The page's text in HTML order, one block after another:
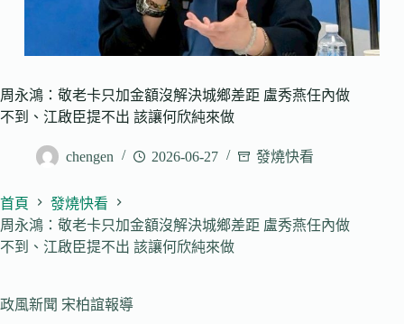
周永鴻：敬老卡只加金額沒解決城鄉差距 盧秀燕任內做
不到、江啟臣提不出 該讓何欣純來做
chengen 2026-06-27 發燒快看
首頁
發燒快看
周永鴻：敬老卡只加金額沒解決城鄉差距 盧秀燕任內做
不到、江啟臣提不出 該讓何欣純來做
政風新聞 宋柏誼報導